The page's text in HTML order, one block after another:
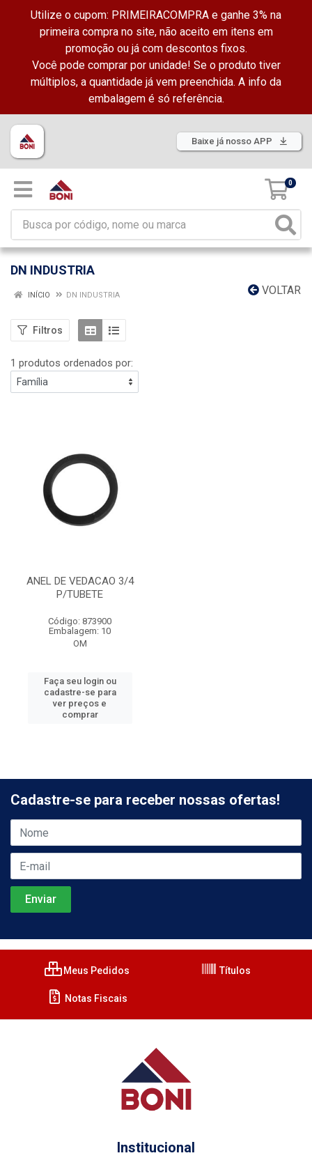
Utilize o cupom: PRIMEIRACOMPRA e ganhe 3% na
primeira compra no site, não aceito em itens em
promoção ou já com descontos fixos.
Você pode comprar por unidade! Se o produto tiver
múltiplos, a quantidade já vem preenchida. A info da
embalagem é só referência.
Baixe já nosso APP
0
DN INDUSTRIA
VOLTAR
INÍCIO DN INDUSTRIA
Filtros
1 produtos ordenados por:
ANEL DE VEDACAO 3/4
P/TUBETE
Código: 873900
Embalagem: 10
OM
Faça seu login ou
cadastre-se para
ver preços e
comprar
Cadastre-se para receber nossas ofertas!
Meus Pedidos Títulos
Notas Fiscais
Institucional